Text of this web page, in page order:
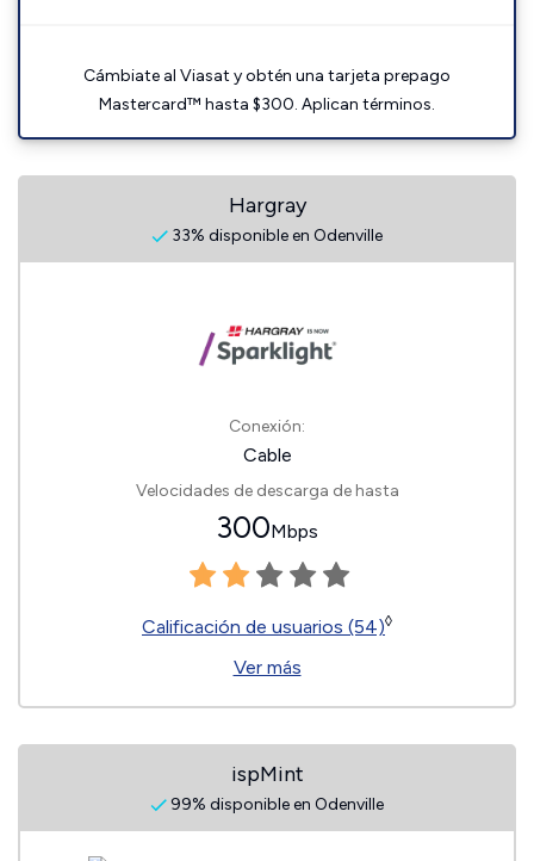
Cámbiate al Viasat y obtén una tarjeta prepago
Mastercard™ hasta $300. Aplican términos.
Hargray
33% disponible en Odenville
Conexión:
Cable
Velocidades de descarga de hasta
300Mbps
Calificación de usuarios (54)◊
Ver más
ispMint
99% disponible en Odenville